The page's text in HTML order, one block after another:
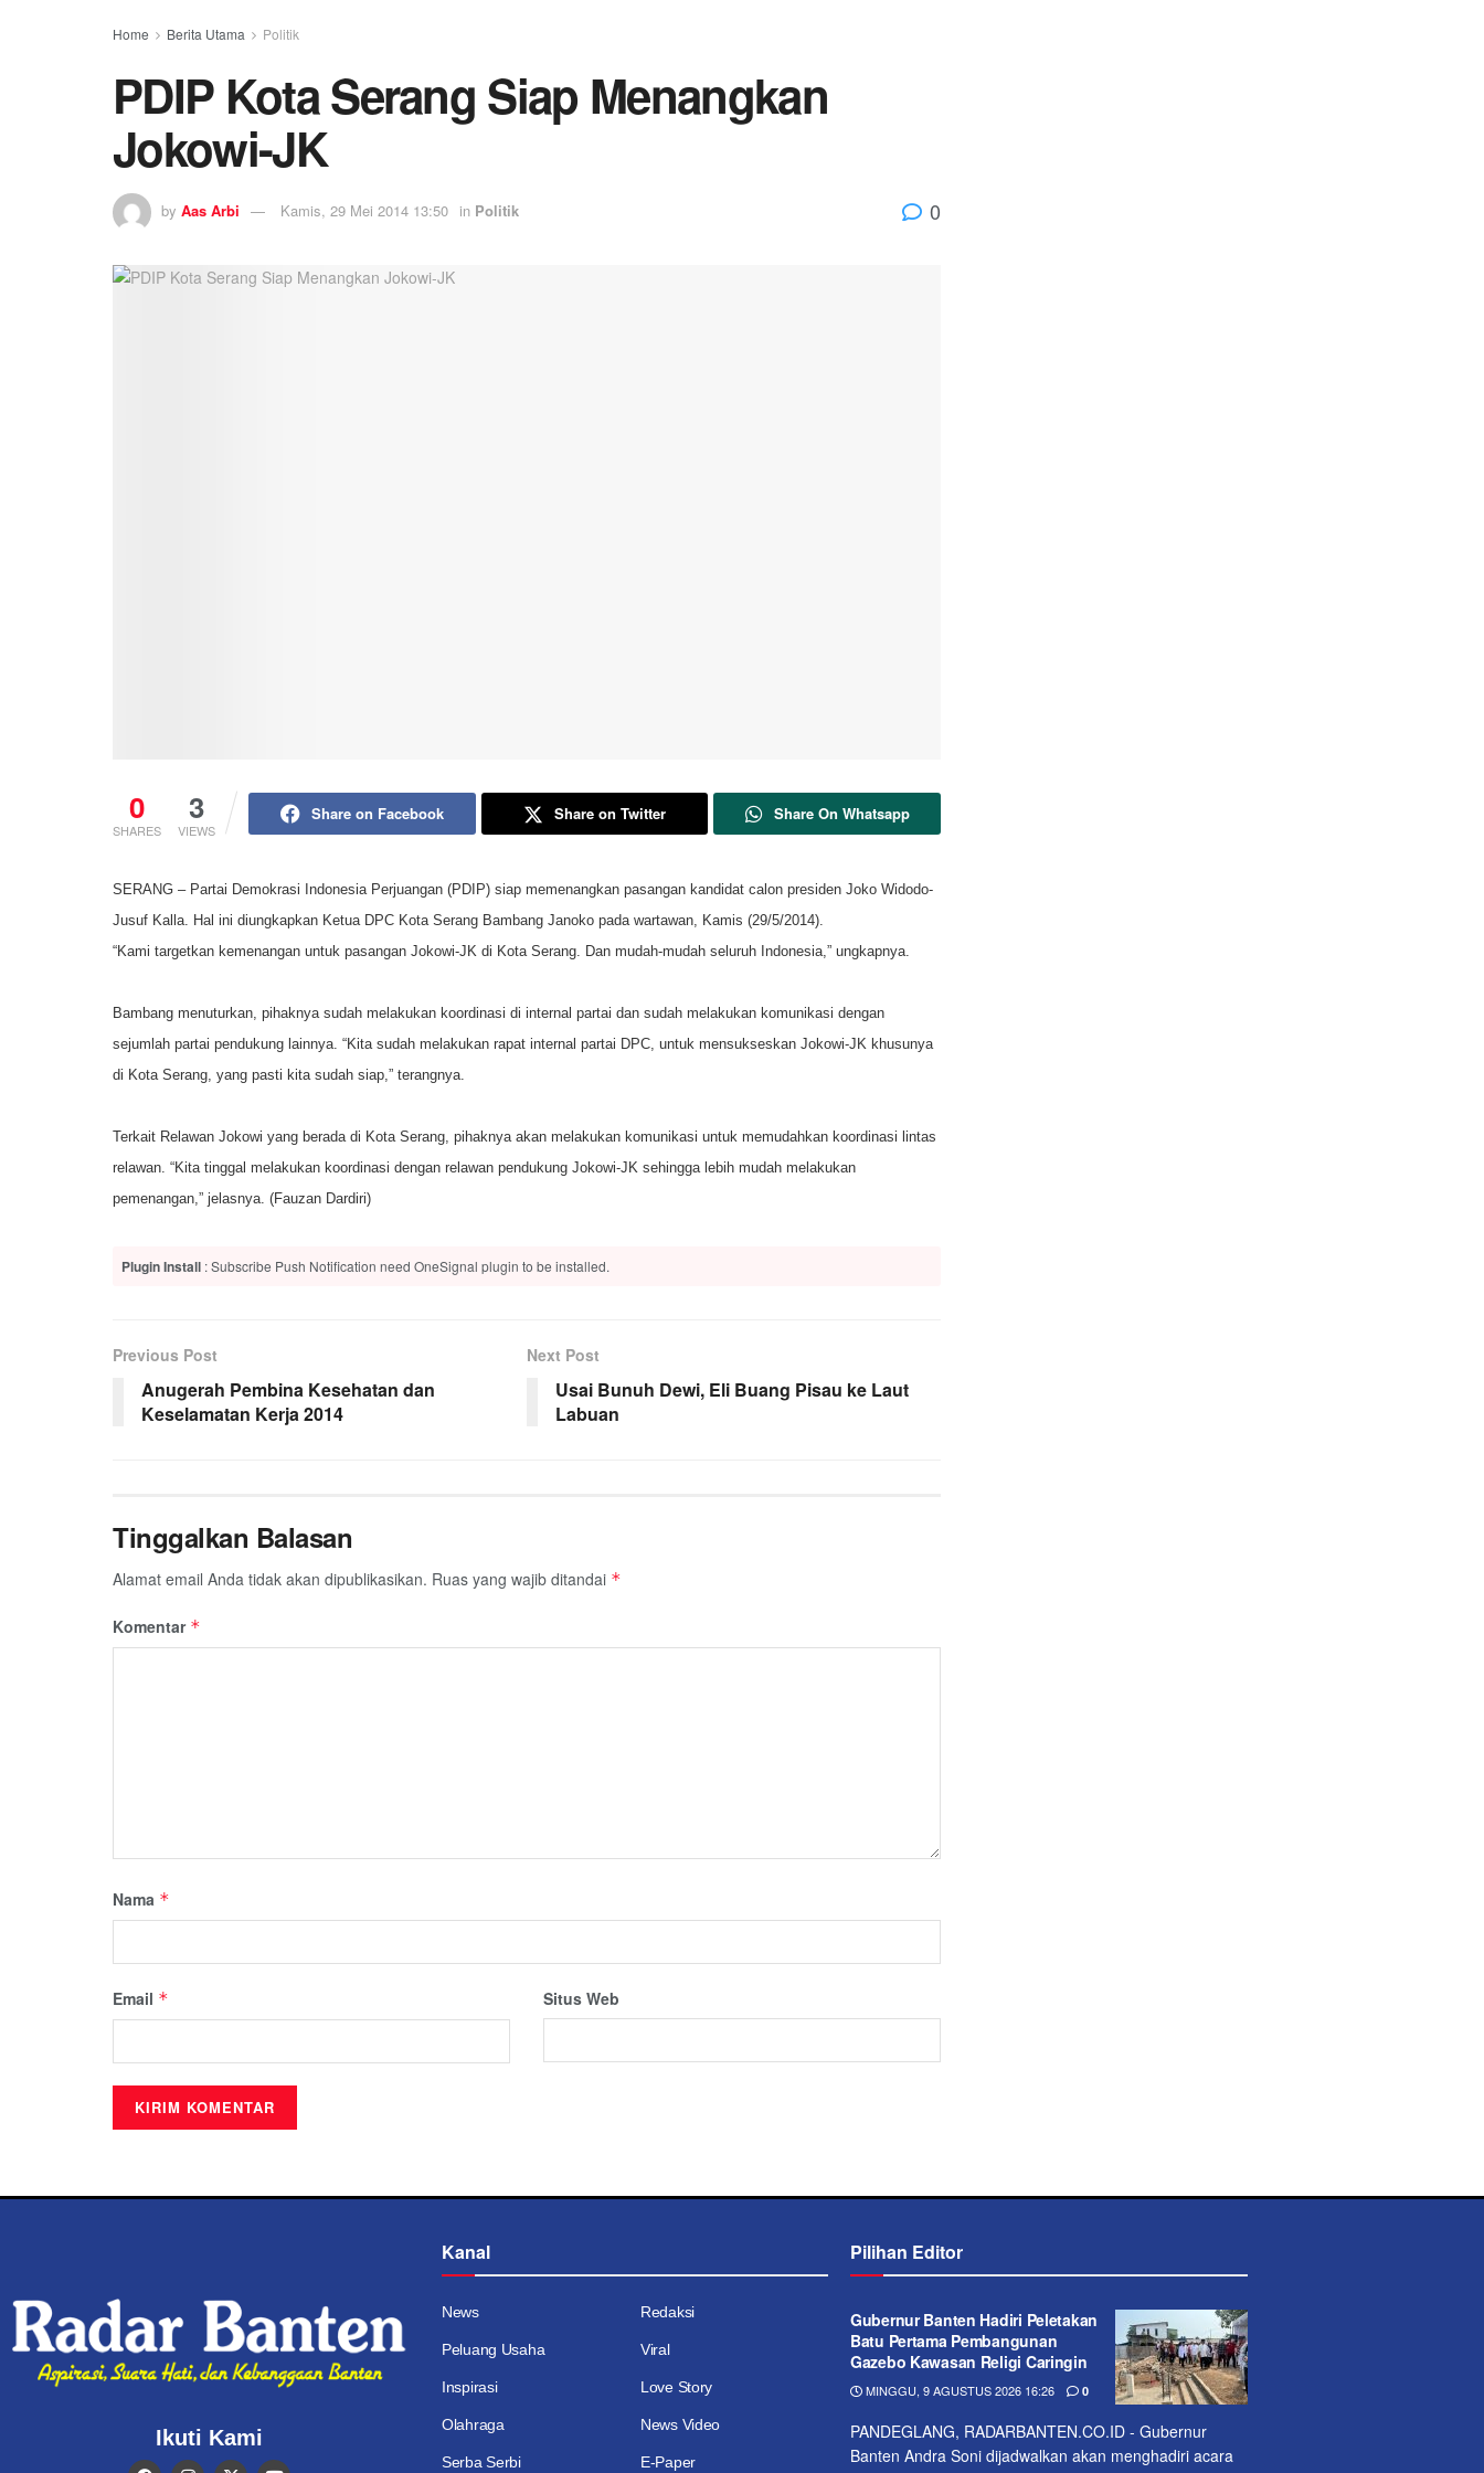
Home Berita Utama Politik
PDIP Kota Serang Siap Menangkan
Jokowi-JK
by Aas Arbi Kamis, 29 Mei 2014 13:50 in Politik 0
0
SHARES
3
VIEWS
Share on Facebook Share on Twitter Share On Whatsapp
SERANG – Partai Demokrasi Indonesia Perjuangan (PDIP) siap memenangkan pasangan kandidat calon presiden Joko Widodo-
Jusuf Kalla. Hal ini diungkapkan Ketua DPC Kota Serang Bambang Janoko pada wartawan, Kamis (29/5/2014).
“Kami targetkan kemenangan untuk pasangan Jokowi-JK di Kota Serang. Dan mudah-mudah seluruh Indonesia,” ungkapnya.
Bambang menuturkan, pihaknya sudah melakukan koordinasi di internal partai dan sudah melakukan komunikasi dengan
sejumlah partai pendukung lainnya. “Kita sudah melakukan rapat internal partai DPC, untuk mensukseskan Jokowi-JK khusunya
di Kota Serang, yang pasti kita sudah siap,” terangnya.
Terkait Relawan Jokowi yang berada di Kota Serang, pihaknya akan melakukan komunikasi untuk memudahkan koordinasi lintas
relawan. “Kita tinggal melakukan koordinasi dengan relawan pendukung Jokowi-JK sehingga lebih mudah melakukan
pemenangan,” jelasnya. (Fauzan Dardiri)
Plugin Install : Subscribe Push Notification need OneSignal plugin to be installed.
Previous Post
Anugerah Pembina Kesehatan dan
Keselamatan Kerja 2014
Next Post
Usai Bunuh Dewi, Eli Buang Pisau ke Laut
Labuan
Tinggalkan Balasan
Alamat email Anda tidak akan dipublikasikan. Ruas yang wajib ditandai *
Komentar *
Nama *
Email * Situs Web
Ikuti Kami
Kanal
News Redaksi
Peluang Usaha Viral
Inspirasi Love Story
Olahraga News Video
Serba Serbi E-Paper
Pilihan Editor
Gubernur Banten Hadiri Peletakan
Batu Pertama Pembangunan
Gazebo Kawasan Religi Caringin
MINGGU, 9 AGUSTUS 2026 16:26 0
PANDEGLANG, RADARBANTEN.CO.ID - Gubernur
Banten Andra Soni dijadwalkan akan menghadiri acara